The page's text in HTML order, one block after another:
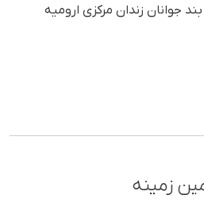
جوانان زندان مرکزی ارومیە
زمینه